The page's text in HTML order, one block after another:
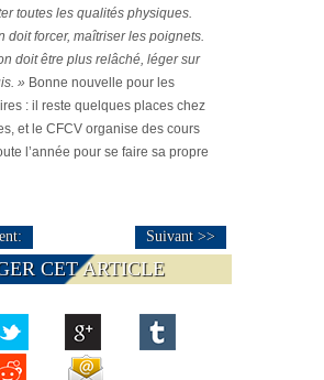
toutes les qualités physiques.
doit forcer, maîtriser les poignets.
doit être plus relâché, léger sur
» Bonne nouvelle pour les
: il reste quelques places chez
et le CFCV organise des cours
l’année pour se faire sa propre
Suivant >>
CET ARTICLE